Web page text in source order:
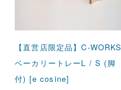
【直営店限定品】C-WORKS
ベーカリートレーL / S (脚
付) [e cosine]